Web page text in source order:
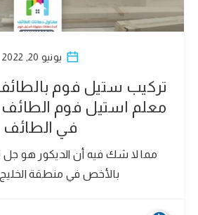
يونيو 20, 2022
معلم استيل فوم الطائف
في الطائف
مما لا شك فيه أن الديكور هو جل
بالأخص في منطقة الخليج